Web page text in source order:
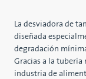
La desviadora de
diseñada
degradación
Gracias a la tubería
industria de